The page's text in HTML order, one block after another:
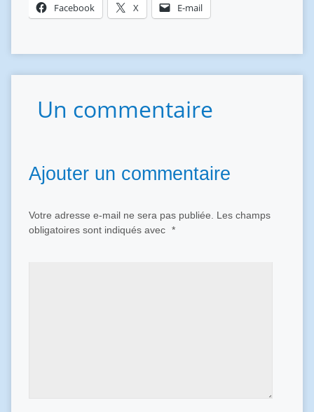
Facebook X E-mail
Un commentaire
Ajouter un commentaire
Votre adresse e-mail ne sera pas publiée. Les champs
obligatoires sont indiqués avec *